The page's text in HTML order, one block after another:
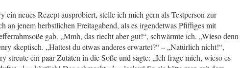
ein neues Rezept ausprobiert, stelle ich mich gern als Testperson zur
an jenem herbstlichen Freitagabend, als es irgendetwas Pfiffiges mit
gab. „Mmh, das riecht aber gut!“, schwärmte ich. „Wieso denn
skeptisch. „Hattest du etwas anderes erwartet?“ – „Natürlich nicht!“,
streute ein paar Zutaten in die Soße und sagte: „Ich frage mich, wieso es